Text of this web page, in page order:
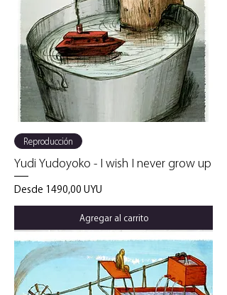
Reproducción
Yudi Yudoyoko - I wish I never grow up
Desde 1490,00 UYU
Precio de oferta
Agregar al carrito